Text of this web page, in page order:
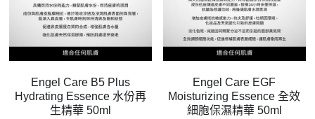
Guinot
Fainlise
聯繫我們
登錄/註冊
Engel Care B5 Plus
Hydrating Essence 水份再
生精華 50ml
Engel Care EGF
Moisturizing Essence 全效
細胞保濕精華 50ml